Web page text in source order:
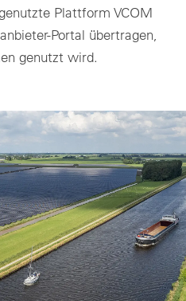
Plattform VCOM
Portal übertragen,
genutzt wird.